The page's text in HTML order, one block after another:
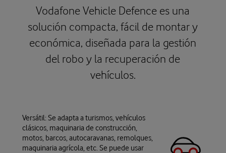
Vodafone Vehicle Defence es una
solución compacta, fácil de montar y
económica, diseñada para la gestión
del robo y la recuperación de
vehículos.
Versátil: Se adapta a turismos, vehículos
clásicos, maquinaria de construcción,
motos, barcos, autocaravanas, remolques,
maquinaria agrícola, etc. Se puede usar